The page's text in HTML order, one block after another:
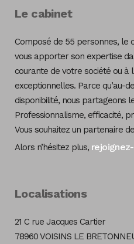
Le cabinet
Composé de 55 personnes, le
vous apporter son expertise
courante de votre société ou à
exceptionnelles. Parce qu’au-
disponibilité, nous partageons
Professionnalisme, efficacité,
Vous souhaitez un partenaire
Alors n’hésitez plus,
Localisations
21 C rue Jacques Cartier
78960 VOISINS LE